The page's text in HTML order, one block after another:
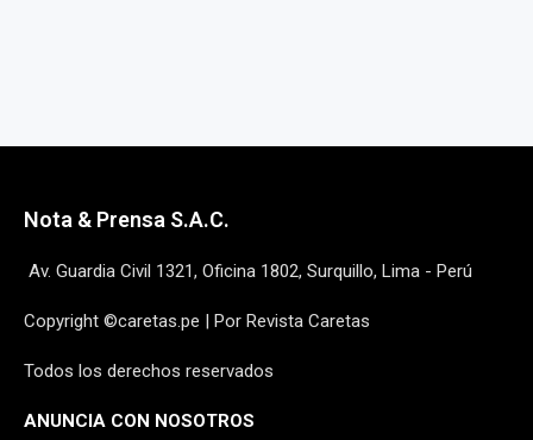
Nota & Prensa S.A.C.
Av. Guardia Civil 1321, Oficina 1802, Surquillo, Lima - Perú
Copyright ©caretas.pe | Por Revista Caretas
Todos los derechos reservados
ANUNCIA CON NOSOTROS